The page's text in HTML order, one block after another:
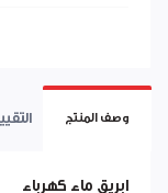
وصف المنتج
ابريق ماء كهرباء